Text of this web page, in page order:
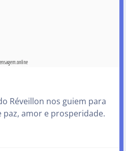
Réveillon nos guiem para
amor e prosperidade.